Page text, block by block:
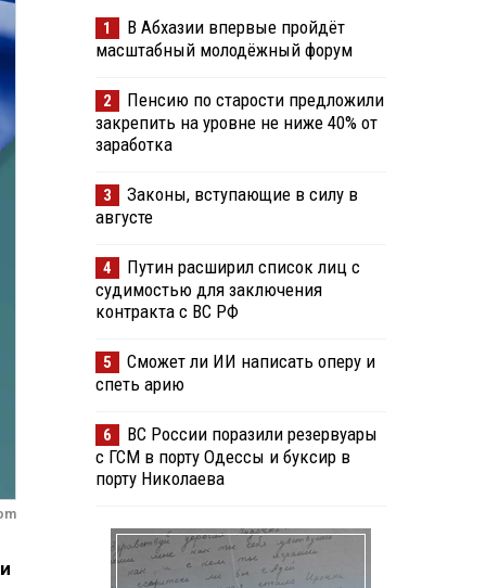
1
В Абхазии впервые пройдёт
масштабный молодёжный форум
2
Пенсию по старости предложили
закрепить на уровне не ниже 40% от
заработка
3
Законы, вступающие в силу в
августе
4
Путин расширил список лиц с
судимостью для заключения
контракта с ВС РФ
5
Сможет ли ИИ написать оперу и
спеть арию
6
ВС России поразили резервуары
с ГСМ в порту Одессы и буксир в
порту Николаева